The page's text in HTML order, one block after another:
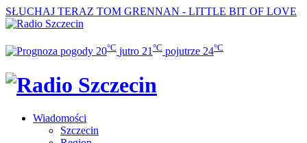
SŁUCHAJ TERAZ TOM GRENNAN - LITTLE BIT OF LOVE
20°C jutro 21 °C pojutrze 24°C
Wiadomości
Szczecin